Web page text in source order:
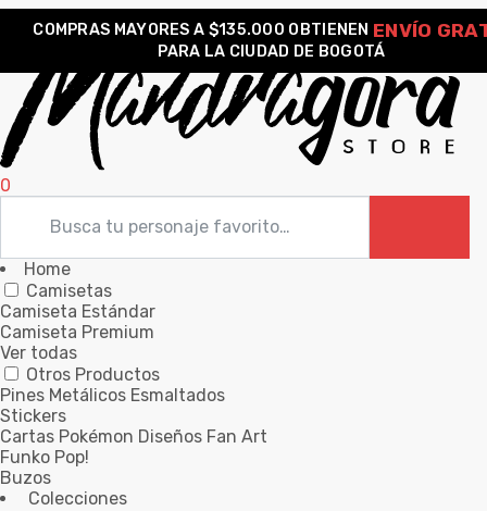
COMPRAS MAYORES A $135.000 OBTIENEN ENVÍO
PARA LA CIUDAD DE BOGOTÁ
0
Home
Camisetas
Camiseta Estándar
Camiseta Premium
Ver todas
Otros Productos
Pines Metálicos Esmaltados
Stickers
Cartas Pokémon Diseños Fan Art
Funko Pop!
Buzos
Colecciones